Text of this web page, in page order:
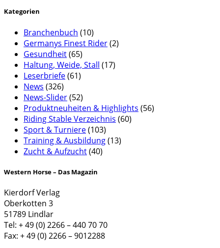
Kategorien
Branchenbuch (10)
Germanys Finest Rider(2)
Gesundheit(65)
Haltung, Weide, Stall (17)
Leserbriefe(61)
News (326)
News-Slider(52)
Produktneuheiten & Highlights (56)
Riding Stable Verzeichnis (60)
Sport & Turniere(103)
Training & Ausbildung(13)
Zucht & Aufzucht(40)
Western Horse – Das Magazin
Kierdorf Verlag
Oberkotten 3
51789 Lindlar
Tel: + 49 (0) 2266 – 440 70 70
Fax: + 49 (0) 2266 – 9012288